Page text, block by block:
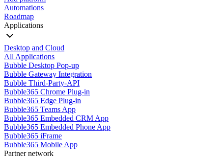
Automations
Roadmap
Applications
Desktop and Cloud
All Applications
Bubble Desktop Pop-up
Bubble Gateway Integration
Bubble Third-Party-API
Bubble365 Chrome Plug-in
Bubble365 Edge Plug-in
Bubble365 Teams App
Bubble365 Embedded CRM App
Bubble365 Embedded Phone App
Bubble365 iFrame
Bubble365 Mobile App
Partner network